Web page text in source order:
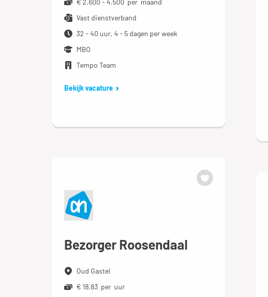
€ 2.600 - 4.500 per maand
Vast dienstverband
32 - 40 uur, 4 - 5 dagen per week
MBO
Tempo Team
Bekijk vacature
Bezorger Roosendaal
Oud Gastel
€ 18,83 per uur